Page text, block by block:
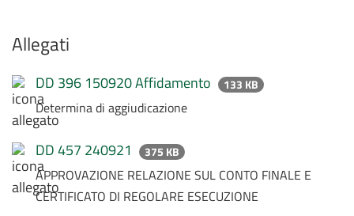
Allegati
DD 396 150920 Affidamento 133 KB
Determina di aggiudicazione
DD 457 240921 375 KB
APPROVAZIONE RELAZIONE SUL CONTO FINALE E
CERTIFICATO DI REGOLARE ESECUZIONE